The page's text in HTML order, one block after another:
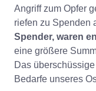
Angriff zum Opfer
riefen zu Spenden
Spender, waren
eine größere
Das
Bedarfe unseres